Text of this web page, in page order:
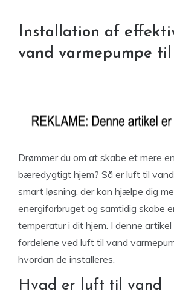
Installation af
vand varmepumpe
Drømmer du om at skabe et mere
bæredygtigt hjem? Så er luft til
smart løsning, der kan hjælpe dig
energiforbruget og samtidig skabe
temperatur i dit hjem. I denne
fordelene ved luft til vand
hvordan de installeres.
Hvad er luft til vand